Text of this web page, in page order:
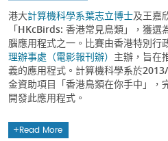
港大計算機科學系葉志立博士及王嘉
「HKcBirds: 香港常見鳥類」，獲
腦應用程式之一。比賽由香港特別行
理辦事處（電影報刊辦） 主辦，旨在
義的應用程式。計算機科學系於
金資助項目「香港鳥類在你手中」，
開發此應用程式。
Read More